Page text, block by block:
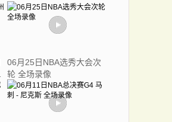
06月25日NBA选秀大会次
轮 全场录像